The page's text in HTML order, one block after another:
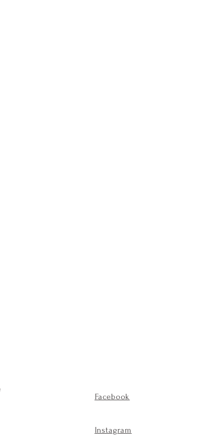
Facebook
Instagram